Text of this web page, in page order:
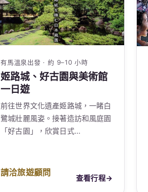
有馬溫泉出發 · 約 9–10 小時
姬路城、好古園與美術館
一日遊
前往世界文化遺產姬路城，一睹白
鷺城壯麗風姿。接著造訪和風庭園
「好古園」，欣賞日式…
請洽旅遊顧問
查看行程→